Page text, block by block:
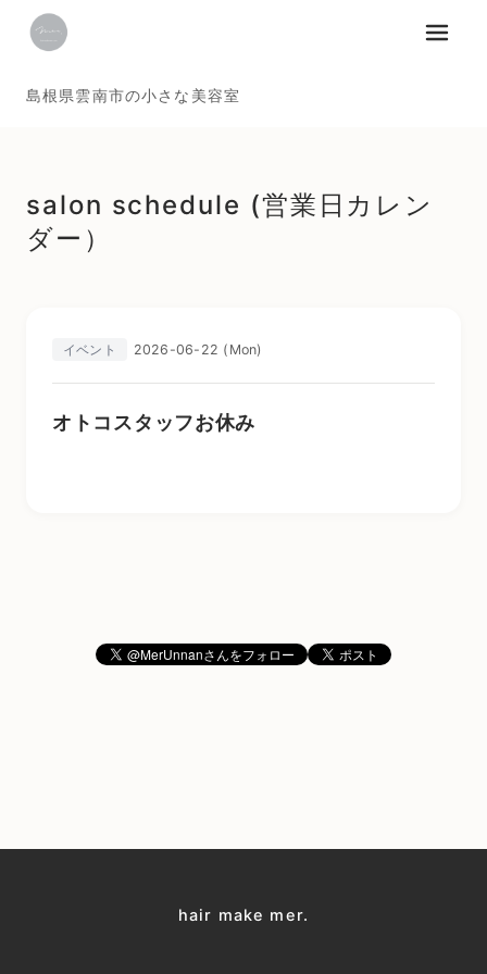
島根県雲南市の小さな美容室
メニュ
salon schedule (営業日カレン
ダー）
イベント 2026-06-22 (Mon)
オトコスタッフお休み
hair make mer.